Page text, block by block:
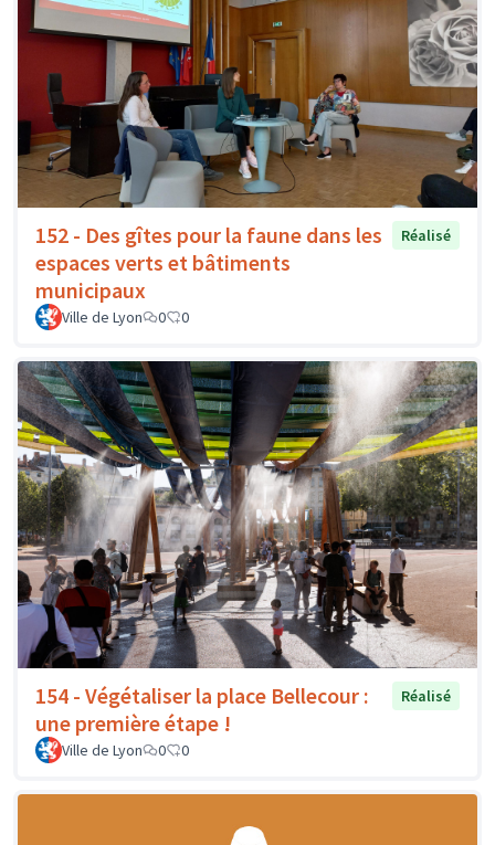
152 - Des gîtes pour la faune dans les
espaces verts et bâtiments
municipaux
Réalisé
Ville de Lyon 0 0
154 - Végétaliser la place Bellecour :
une première étape !
Réalisé
Ville de Lyon 0 0